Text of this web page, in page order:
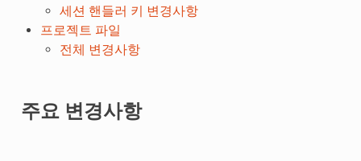
세션 핸들러 키 변경사항
프로젝트 파일
전체 변경사항
주요 변경사항